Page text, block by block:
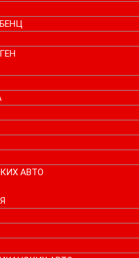
АВТО